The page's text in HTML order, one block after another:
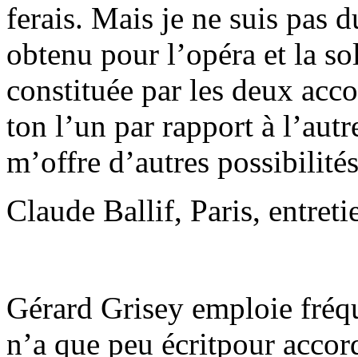
ferais. Mais je ne suis pas
obtenu pour l’opéra et la
constituée par les deux
ton l’un par rapport à
m’offre d’autres
Claude Ballif, Paris,
Gérard Grisey emploie
n’a que peu écritpour